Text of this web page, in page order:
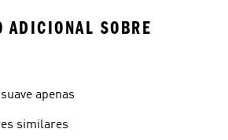
ADICIONAL SOBRE
apenas
similares